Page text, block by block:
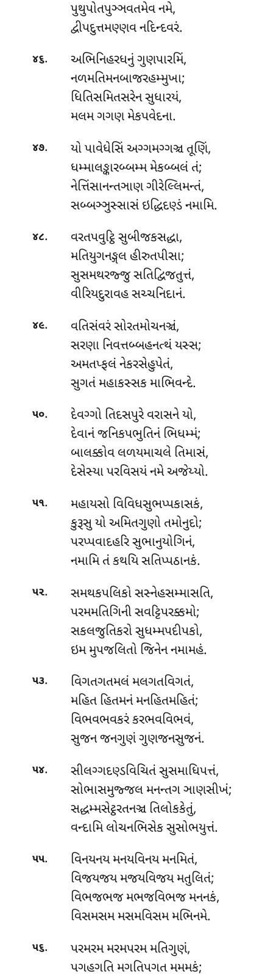
પુથુપોતપુઞ્ઞવતમેવ નમે,
દ્વીપદુત્તમણ્ણવ નદિન્દવરં.
૪૬. અભિનિહરધનુંગુણપારમિં,
નળમતિમનબાજરહમ્મુખા;
ધિતિસમિતસરેન સુધારયં,
મલમ ગગણ મેકપવેદના.
૪૭.
યો પાવેધેસિં અગ્ગમગ્ગઞ્ચ તૂણિં,
ધમ્માલઙ્કારબ્બમ્મ મેકબ્બલં તં;
નેત્તિંસાનન્તઞાણ ગીરેલ્લિમન્તં,
સબ્બઞ્ઞુસ્સાસં ઇદ્ધિદણ્ડં નમામિ.
૪૮.
વરતપવુટ્ઠિ સુબીજકસદ્ધા,
મતિયુગનઙ્ગલ હીરુતપીસા;
સુસમથરજ્જુ સતિદ્વિજતુત્તં,
વીરિયદુરાવહ સચ્ચનિદાનં.
૪૯.
વતિસંવરં સોરતમોચનઞ્ચં,
સરણા નિવત્તબ્બહનત્થં યસ્સ;
અમતપ્ફલં નેકરસેહુપેતં,
સુગતં મહાકસ્સક માભિવન્દે.
૫૦.
દેવગ્ગો તિદસપુરે વરાસને યો,
દેવાનં જનિકપભુતિનં ભિધમ્મં;
બાલક્કોવ લળયમાચલે તિમાસં,
દેસેસ્યા પરવિસયં નમે અજેય્યો.
૫૧.
મહાયસો વિવિધસુભપ્પકાસકં,
કુરૂસુ યો અમિતગુણો તમોનુદો;
પરપ્પવાદહરિ સુભાનુયોગિનં,
નમામિ તં કથયિ સતિપ્પઠાનકં.
૫૨.
સમથકપલિકો સસ્નેહસમ્માસતિ,
પરમમતિગિની સવટ્ટિપરક્કમો;
સકલજુતિકરો સુધમ્મપદીપકો,
ઇમ મુપજલિતો જિનેન નમામહં.
૫૩.
વિગતગતમલં મલગતવિગતં,
મહિત હિતમનં મનહિતમહિતં;
વિભવભવકરં કરભવવિભવં,
સુજન જનગુણં ગુણજનસુજનં.
૫૪. સીલગ્ગદણ્ડવિચિતંસુસમાધિપત્તં,
સોભાસમુજ્જલ મનન્તગ ઞાણસીખં;
સદ્ધમ્મસેટ્ઠરતનઞ્ચ તિલોકકેતું,
વન્દામિ લોચનભિસેક સુસોભયુત્તં.
૫૫.
વિનયનય મનયવિનય મનમિતં,
વિજયજય મજયવિજય મતુલિતં;
વિભજભજ મભજવિભજ મનનકં,
વિસમસમ મસમવિસમ મભિનમે.
૫૬.
પરમરમ મરમપરમ મતિગુણં,
પગહગતિ મગતિપગત મમમકં;